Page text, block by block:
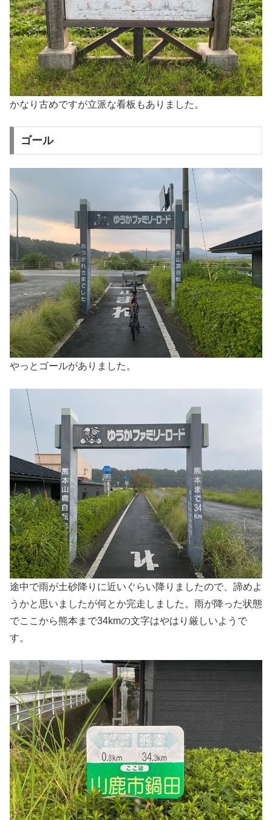
かなり古めですが立派な看板もありました。
ゴール
やっとゴールがありました。
途中で雨が土砂降りに近いぐらい降りましたので、諦めよ
うかと思いましたが何とか完走しました。雨が降った状態
でここから熊本まで34kmの文字はやはり厳しいようで
す。